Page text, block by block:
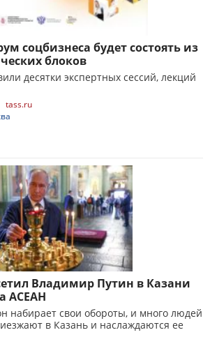
соцбизнеса будет состоять из
блоков
десятки экспертных сессий, лекций
tass.ru
Владимир Путин в Казани
АСЕАН
набирает свои обороты, и много людей
в Казань и наслаждаются ее